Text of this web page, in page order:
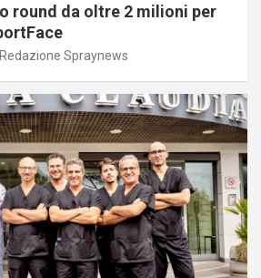
round da oltre 2 milioni per
Redazione Spraynews